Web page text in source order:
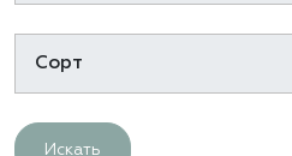
Искать